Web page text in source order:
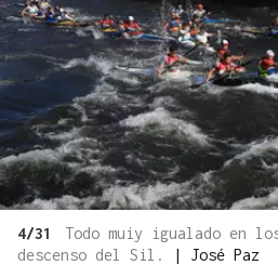
4/31
Todo muiy igualado en
descenso del Sil.
| José Paz